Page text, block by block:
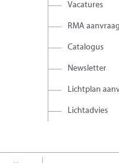
Vacatures
RMA aanvraag
Catalogus
Newsletter
Lichtplan
Lichtadvies